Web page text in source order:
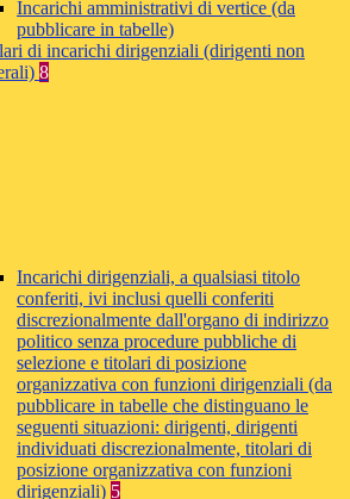
Incarichi amministrativi di vertice (da
pubblicare in tabelle)
di incarichi dirigenziali (dirigenti non
8
Incarichi dirigenziali, a qualsiasi titolo
conferiti, ivi inclusi quelli conferiti
discrezionalmente dall'organo di indirizzo
politico senza procedure pubbliche di
selezione e titolari di posizione
organizzativa con funzioni dirigenziali (da
pubblicare in tabelle che distinguano le
seguenti situazioni: dirigenti, dirigenti
individuati discrezionalmente, titolari di
posizione organizzativa con funzioni
dirigenziali) 5